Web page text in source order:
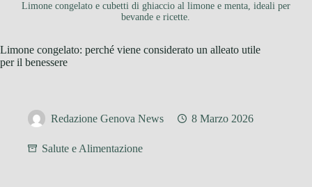
Limone congelato e cubetti di ghiaccio al limone e menta, ideali per
bevande e ricette.
Limone congelato: perché viene considerato un alleato utile
per il benessere
Redazione Genova News 8 Marzo 2026
Salute e Alimentazione